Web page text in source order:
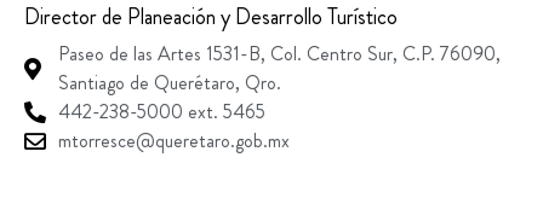
Director de Planeación y Desarrollo Turístico
Paseo de las Artes 1531-B, Col. Centro Sur, C.P. 76090,
Santiago de Querétaro, Qro.
442-238-5000 ext. 5465
mtorresce@queretaro.gob.mx